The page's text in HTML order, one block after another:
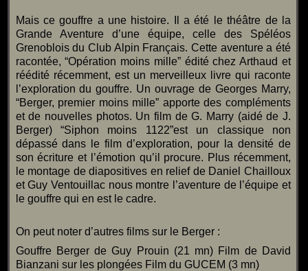
Mais ce gouffre a une histoire. Il a été le théâtre de la
Grande Aventure d’une équipe, celle des Spéléos
Grenoblois du Club Alpin Français. Cette aventure a été
racontée, “Opération moins mille” édité chez Arthaud et
réédité récemment, est un merveilleux livre qui raconte
l’exploration du gouffre. Un ouvrage de Georges Marry,
“Berger, premier moins mille” apporte des compléments
et de nouvelles photos. Un film de G. Marry (aidé de J.
Berger) “Siphon moins 1122”est un classique non
dépassé dans le film d’exploration, pour la densité de
son écriture et l’émotion qu’il procure. Plus récemment,
le montage de diapositives en relief de Daniel Chailloux
et Guy Ventouillac nous montre l’aventure de l’équipe et
le gouffre qui en est le cadre.
On peut noter d’autres films sur le Berger :
Gouffre Berger de Guy Prouin (21 mn) Film de David
Bianzani sur les plongées Film du GUCEM (3 mn)